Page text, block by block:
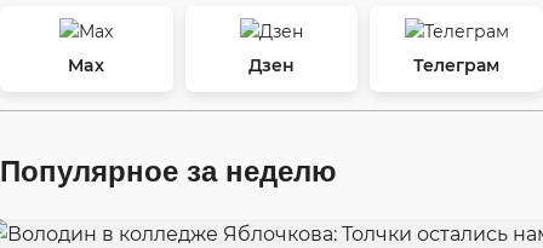
Max Дзен Телеграм
Популярное за неделю